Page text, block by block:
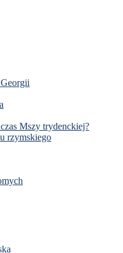
Mszy trydenckiej?
rzymskiego